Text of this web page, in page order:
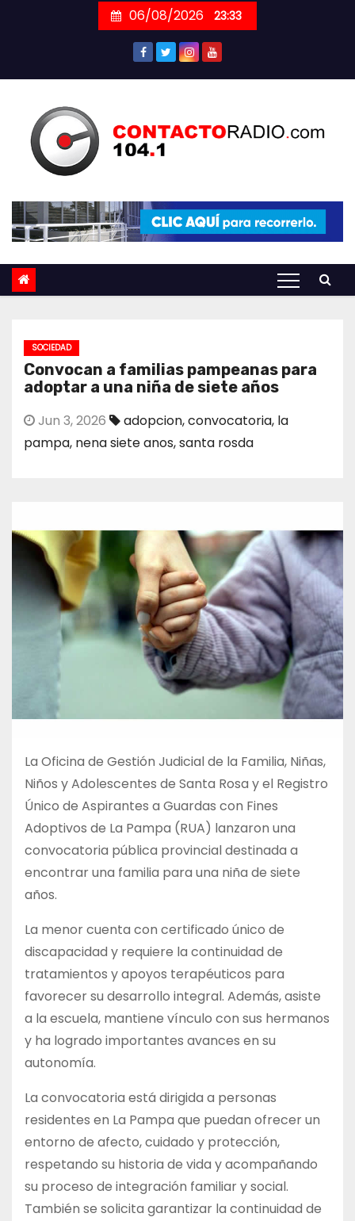
06/08/2026 23:33
SOCIEDAD
Convocan a familias pampeanas para
adoptar a una niña de siete años
Jun 3, 2026 adopcion,convocatoria, la
pampa, nena siete anos,santa rosda
La Oficina de Gestión Judicial de la Familia, Niñas,
Niños y Adolescentes de Santa Rosa y el Registro
Único de Aspirantes a Guardas con Fines
Adoptivos de La Pampa (RUA) lanzaron una
convocatoria pública provincial destinada a
encontrar una familia para una niña de siete
años.
La menor cuenta con certificado único de
discapacidad y requiere la continuidad de
tratamientos y apoyos terapéuticos para
favorecer su desarrollo integral. Además, asiste
a la escuela, mantiene vínculo con sus hermanos
y ha logrado importantes avances en su
autonomía.
La convocatoria está dirigida a personas
residentes en La Pampa que puedan ofrecer un
entorno de afecto, cuidado y protección,
respetando su historia de vida y acompañando
su proceso de integración familiar y social.
También se solicita garantizar la continuidad de